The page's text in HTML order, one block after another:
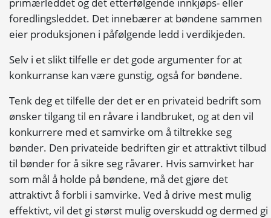
foredlingsleddet. Det innebærer at bøndene sammen
eier produksjonen i påfølgende ledd i verdikjeden.
Selv i et slikt tilfelle er det gode argumenter for at
konkurranse kan være gunstig, også for bøndene.
Tenk deg et tilfelle der det er en privateid bedrift som
ønsker tilgang til en råvare i landbruket, og at den vil
konkurrere med et samvirke om å tiltrekke seg
bønder. Den privateide bedriften gir et attraktivt tilbud
til bønder for å sikre seg råvarer. Hvis samvirket har
som mål å holde på bøndene, må det gjøre det
attraktivt å forbli i samvirke. Ved å drive mest mulig
effektivt, vil det gi størst mulig overskudd og dermed gi